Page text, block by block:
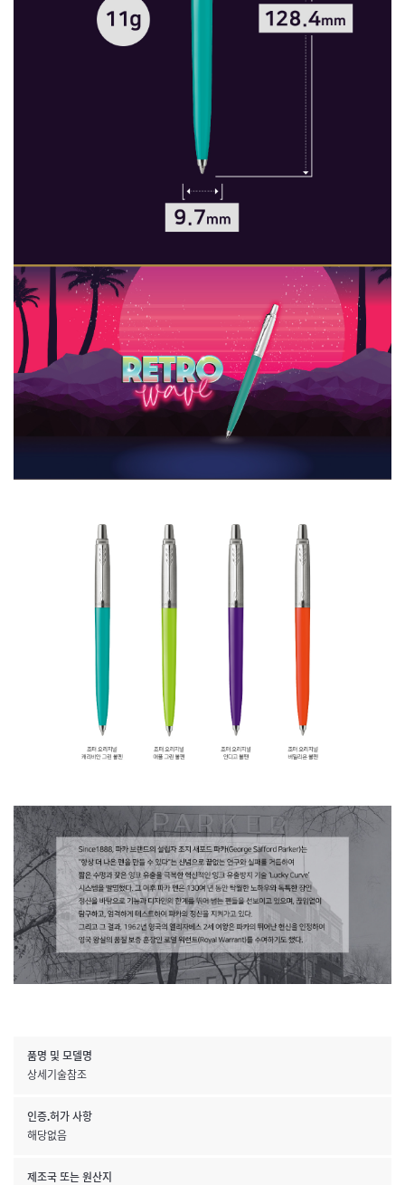
품명 및 모델명
상세기술참조
인증.허가 사항
해당없음
제조국 또는 원산지